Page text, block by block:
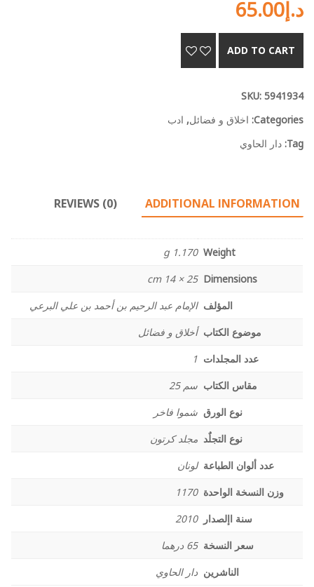
د.إ65.00
ADD TO CART
SKU: 5941934
Categories: اخلاق و فضائل, ادب
Tag: دار الحاوي
ADDITIONAL INFORMATION
REVIEWS (0)
Weight
1.170 g
Dimensions
25 × 14 cm
المؤلف الإمام عبد الرحيم بن أحمد بن علي البرعي
موضوع الكتاب أخلاق و فضائل
عدد المجلدات 1
مقاس الكتاب سم 25
نوع الورق شموا فاخر
نوع التجلٌد مجلد كرتون
عدد ألوان الطباعة لونان
وزن النسخة الواحدة 1170
سنة اإلصدار
2010
سعر النسخة 65 درهما
الناشرين دار الحاوي